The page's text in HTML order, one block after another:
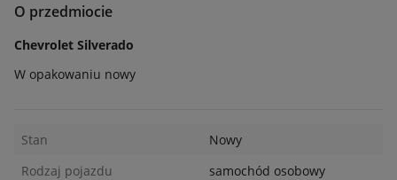
O przedmiocie
Chevrolet Silverado
W opakowaniu nowy
Stan
Nowy
Rodzaj pojazdu
samochód osobowy